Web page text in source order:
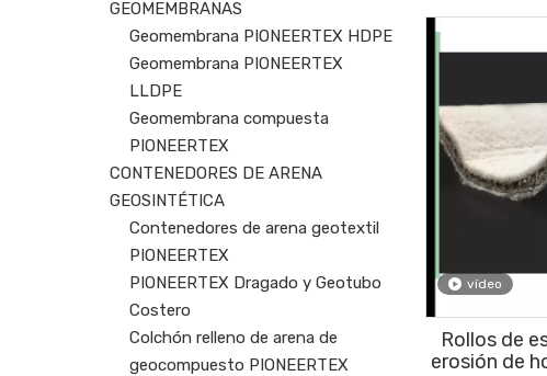
GEOMEMBRANAS
Geomembrana PIONEERTEX HDPE
Geomembrana PIONEERTEX
LLDPE
Geomembrana compuesta
PIONEERTEX
CONTENEDORES DE ARENA
GEOSINTÉTICA
Contenedores de arena geotextil
PIONEERTEX
PIONEERTEX Dragado y Geotubo
Costero
Colchón relleno de arena de
geocompuesto PIONEERTEX
vídeo
Rollos de
erosión de